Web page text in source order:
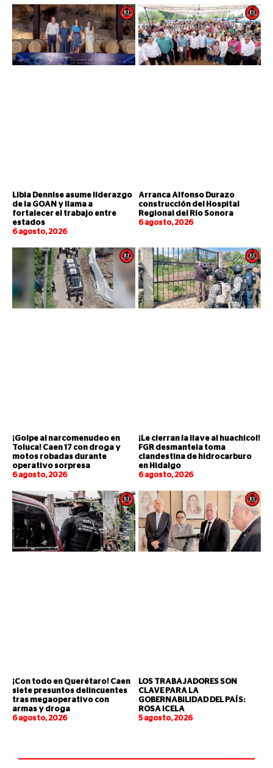
Libia Dennise asume liderazgo
de la GOAN y llama a
fortalecer el trabajo entre
estados
6 agosto, 2026
Arranca Alfonso Durazo
construcción del Hospital
Regional del Río Sonora
6 agosto, 2026
¡Golpe al narcomenudeo en
Toluca! Caen 17 con droga y
motos robadas durante
operativo sorpresa
6 agosto, 2026
¡Le cierran la llave al huachicol!
FGR desmantela toma
clandestina de hidrocarburo
en Hidalgo
6 agosto, 2026
¡Con todo en Querétaro! Caen
siete presuntos delincuentes
tras megaoperativo con
armas y droga
6 agosto, 2026
LOS TRABAJADORES SON
CLAVE PARA LA
GOBERNABILIDAD DEL PAÍS:
ROSA ICELA
5 agosto, 2026